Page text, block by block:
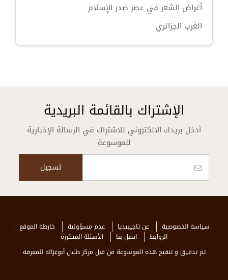
أغراض الشعر في عصر صدر الإسلام
الغرب الجزائري
الإشتراك بالقائمة البريدية
أدخل بريدك الالكتروني للاشتراك في الرسالة الإخبارية
للموسوعة
سياسة الخصوصية عن تاجيبيديا عدم مسؤولية
خارطة الموقع
الروابط
اتصل بنا
الأسئلة المتكررة
تم تدقيق و تنقيح هذه الموسوعة من قبل مركز طلال أبوغزاله للمعرفه